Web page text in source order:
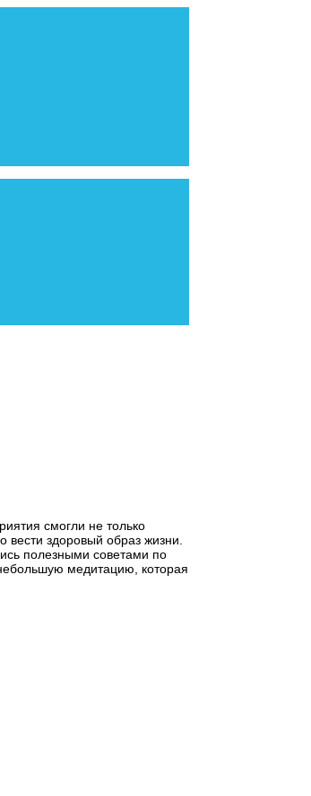
смогли не только
здоровый образ жизни.
полезными советами по
медитацию, которая